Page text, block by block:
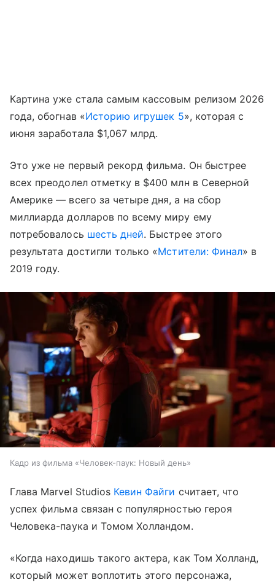
Картина уже стала самым кассовым релизом 2026
года, обогнав «Историю игрушек 5», которая с
июня заработала $1,067 млрд.
Это уже не первый рекорд фильма. Он быстрее
всех преодолел отметку в $400 млн в Северной
Америке — всего за четыре дня, а на сбор
миллиарда долларов по всему миру ему
потребовалось шесть дней. Быстрее этого
результата достигли только «Мстители: Финал» в
2019 году.
Кадр из фильма «Человек-паук: Новый день»
Глава Marvel Studios Кевин Файги считает, что
успех фильма связан с популярностью героя
Человека-паука и Томом Холландом.
«Когда находишь такого актера, как Том Холланд,
который может воплотить этого персонажа,